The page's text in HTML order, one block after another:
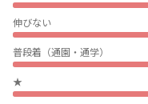
伸びない
普段着（通園・通学）
★